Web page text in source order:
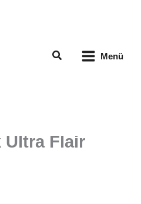
Suchen Menü
Ultra Flair